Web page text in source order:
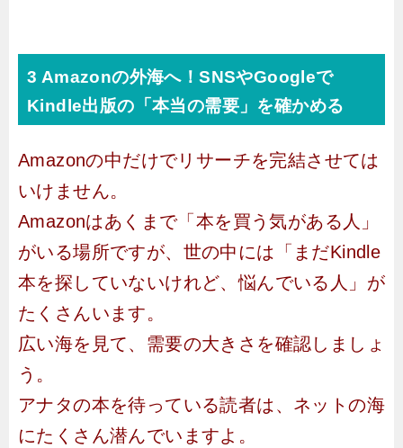
3 Amazonの外海へ！SNSやGoogleで
Kindle出版の「本当の需要」を確かめる
Amazonの中だけでリサーチを完結させては
いけません。
Amazonはあくまで「本を買う気がある人」
がいる場所ですが、世の中には「まだKindle
本を探していないけれど、悩んでいる人」が
たくさんいます。
広い海を見て、需要の大きさを確認しましょ
う。
アナタの本を待っている読者は、ネットの海
にたくさん潜んでいますよ。